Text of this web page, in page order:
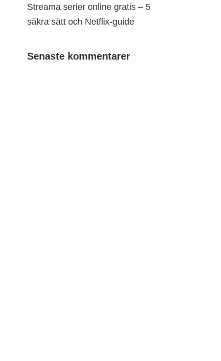
Streama serier online gratis – 5
säkra sätt och Netflix-guide
Senaste kommentarer